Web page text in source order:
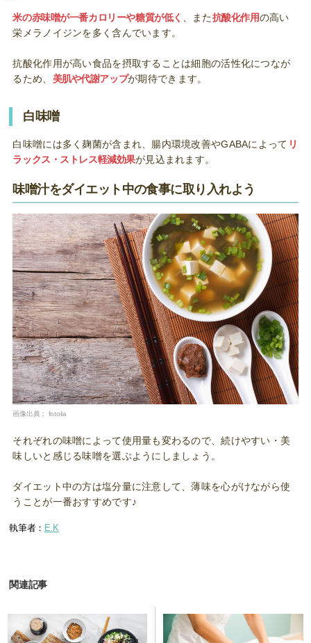
米の赤味噌が一番カロリーや糖質が低く 、また抗酸化作用の高い
栄メラノイジンを多く含んでいます。
抗酸化作用が高い食品を摂取することは細胞の活性化につなが
るため、 美肌や代謝アップが期待できます。
白味噌
白味噌には多く麹菌が含まれ、腸内環境改善やGABAによって リ
ラックス・ストレス軽減効果が見込まれます。
味噌汁をダイエット中の食事に取り入れよう
画像出典： fotolia
それぞれの味噌によって使用量も変わるので、続けやすい・美
味しいと感じる味噌を選ぶようにしましょう。
ダイエット中の方は塩分量に注意して、薄味を心がけながら使
うことが一番おすすめです♪
執筆者： E.K
関連記事